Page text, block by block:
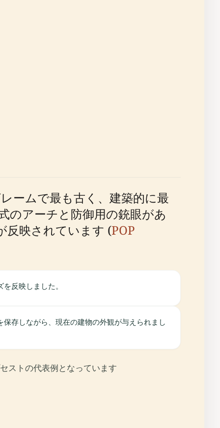
ームで最も古く、建築的に最
のアーチと防御用の銃眼があ
反映されています (POP
反映しました。
存しながら、現在の建物の外観が与えられまし
ストの代表例となっています